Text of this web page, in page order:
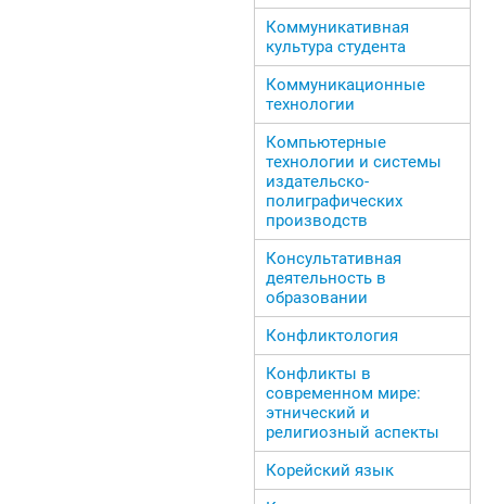
Коммуникативная
культура студента
Коммуникационные
технологии
Компьютерные
технологии и системы
издательско-
полиграфических
производств
Консультативная
деятельность в
образовании
Конфликтология
Конфликты в
современном мире:
этнический и
религиозный аспекты
Корейский язык